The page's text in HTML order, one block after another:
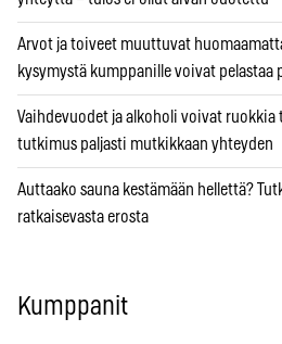
Arvot ja toiveet muuttuvat
kysymystä kumppanille voivat pelastaa
Vaihdevuodet ja alkoholi voivat ruokkia
tutkimus paljasti mutkikkaan yhteyden
Auttaako sauna kestämään hellettä?
ratkaisevasta erosta
Kumppanit